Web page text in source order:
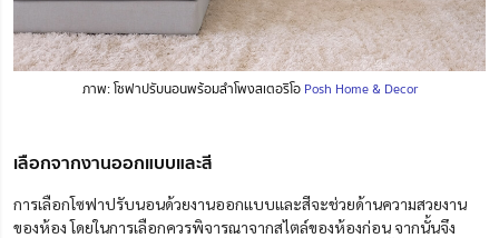
ภาพ: โซฟาปรับนอนพร้อมลำโพงสเตอริโอ Posh Home & Decor
เลือกจากงานออกแบบและสี
การเลือกโซฟาปรับนอนด้วยงานออกแบบและสีจะช่วยด้านความสวยงาน
ของห้อง โดยในการเลือกควรพิจารณาจากสไตล์ของห้องก่อน จากนั้นจึง